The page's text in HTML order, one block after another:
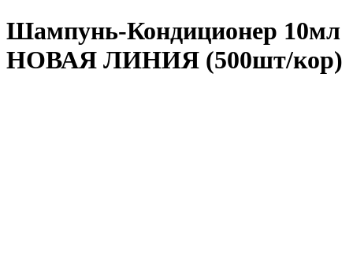
Шампунь-Кондиционер 10мл
НОВАЯ ЛИНИЯ (500шт/кор)